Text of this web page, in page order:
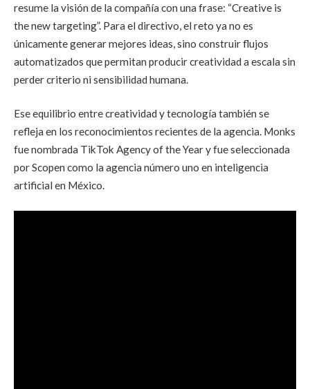
resume la visión de la compañía con una frase: “Creative is
the new targeting”. Para el directivo, el reto ya no es
únicamente generar mejores ideas, sino construir flujos
automatizados que permitan producir creatividad a escala sin
perder criterio ni sensibilidad humana.
Ese equilibrio entre creatividad y tecnología también se
refleja en los reconocimientos recientes de la agencia. Monks
fue nombrada TikTok Agency of the Year y fue seleccionada
por Scopen como la agencia número uno en inteligencia
artificial en México.